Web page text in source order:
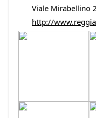
Viale Mirabellino
http://